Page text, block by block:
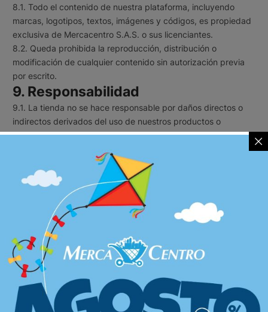
8.1. Todo el contenido de nuestra plataforma, incluyendo
marcas, logotipos, textos, imágenes y códigos, es propiedad
exclusiva de Mercacentro S.A.S. o sus licenciantes.
8.2. Queda prohibida la reproducción, distribución o
modificación de cualquier contenido sin autorización previa
por escrito.
9. Responsabilidad
9.1. La tienda no se hace responsable por daños directos o
indirectos derivados del uso de nuestros productos o
servicios, salvo en casos de negligencia grave o dolo.
9.2. En caso de disputa, nuestra responsabilidad se limitará al
valor del producto o servicio adquirido.
10. Modificaciones a los Términos y
Condiciones
10.1. La tienda se reserva el derecho de modificar estos
términos y condiciones en cualquier momento. Las
modificaciones serán notificadas mediante la actualización de
este documento en nuestra plataforma.
10.2. El uso continuo de nuestros servicios después de la
publicación de los cambios implica la aceptación de los
mismos.